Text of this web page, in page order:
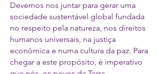
Devemos nos juntar para gerar uma
sociedade sustentável global fundada
no respeito pela natureza, nos direitos
humanos universais, na justiça
econômica e numa cultura da paz. Para
chegar a este propósito, é imperativo